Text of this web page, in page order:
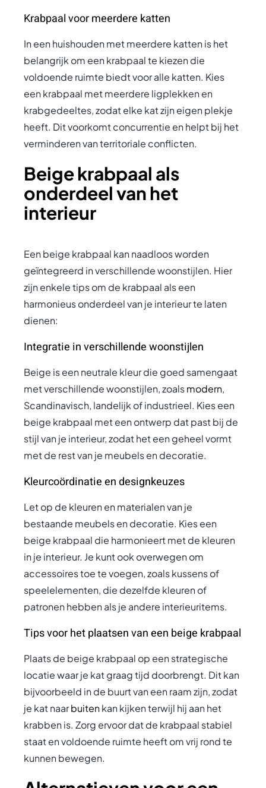
Krabpaal voor meerdere katten
In een huishouden met meerdere katten is het
belangrijk om een krabpaal te kiezen die
voldoende ruimte biedt voor alle katten. Kies
een krabpaal met meerdere ligplekken en
krabgedeeltes, zodat elke kat zijn eigen plekje
heeft. Dit voorkomt concurrentie en helpt bij het
verminderen van territoriale conflicten.
Beige krabpaal als
onderdeel van het
interieur
Een beige krabpaal kan naadloos worden
geïntegreerd in verschillende woonstijlen. Hier
zijn enkele tips om de krabpaal als een
harmonieus onderdeel van je interieur te laten
dienen:
Integratie in verschillende woonstijlen
Beige is een neutrale kleur die goed samengaat
met verschillende woonstijlen, zoalsmodern,
Scandinavisch, landelijk of industrieel. Kies een
beige krabpaal met een ontwerp dat past bij de
stijl van je interieur, zodat het een geheel vormt
met de rest van je meubels en decoratie.
Kleurcoördinatie en designkeuzes
Let op de kleuren en materialen van je
bestaande meubels en decoratie. Kies een
beige krabpaal die harmonieert met de kleuren
in je interieur. Je kunt ook overwegen om
accessoires toe te voegen, zoals kussens of
speelelementen, die dezelfde kleuren of
patronen hebben als je andere interieuritems.
Tips voor het plaatsen van een beige krabpaal
Plaats de beige krabpaal op een strategische
locatie waar je kat graag tijd doorbrengt. Dit kan
bijvoorbeeld in de buurt van een raam zijn, zodat
je kat naarbuitenkan kijken terwijl hij aan het
krabben is. Zorg ervoor dat de krabpaal stabiel
staat en voldoende ruimte heeft om vrij rond te
kunnen bewegen.